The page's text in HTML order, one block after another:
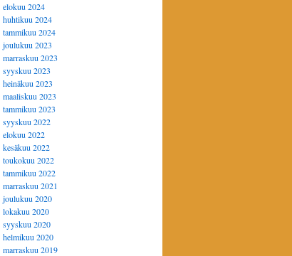
elokuu 2024
huhtikuu 2024
tammikuu 2024
joulukuu 2023
marraskuu 2023
syyskuu 2023
heinäkuu 2023
maaliskuu 2023
tammikuu 2023
syyskuu 2022
elokuu 2022
kesäkuu 2022
toukokuu 2022
tammikuu 2022
marraskuu 2021
joulukuu 2020
lokakuu 2020
syyskuu 2020
helmikuu 2020
marraskuu 2019